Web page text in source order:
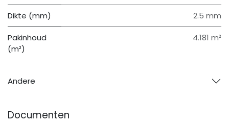
Dikte (mm) 2.5 mm
Pakinhoud
(m²)
4.181 m²
Andere
Documenten